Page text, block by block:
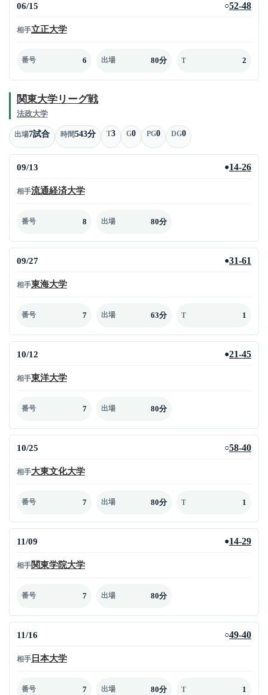
06/15 ○52-48
相手立正大学
番号 6 出場 80分 T 2
関東大学リーグ戦
法政大学
出場7試合 時間543分 T3 G0 PG0 DG0
09/13 ●14-26
相手流通経済大学
番号 8 出場 80分
09/27 ●31-61
相手東海大学
番号 7 出場 63分 T 1
10/12 ●21-45
相手東洋大学
番号 7 出場 80分
10/25 ○58-40
相手大東文化大学
番号 7 出場 80分 T 1
11/09 ●14-29
相手関東学院大学
番号 7 出場 80分
11/16 ○49-40
相手 日本大学
番号 7 出場 80分 T 1